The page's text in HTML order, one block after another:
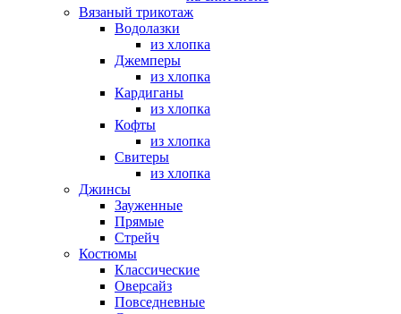
Вязаный трикотаж
Водолазки
из хлопка
Джемперы
из хлопка
Кардиганы
из хлопка
Кофты
из хлопка
Свитеры
из хлопка
Джинсы
Зауженные
Прямые
Стрейч
Костюмы
Классические
Оверсайз
Повседневные